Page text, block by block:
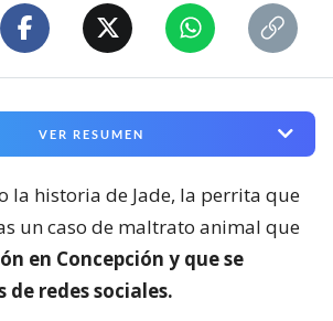
VER RESUMEN
la historia de Jade, la perrita que
un caso de maltrato animal que
en Concepción y que se
redes sociales.